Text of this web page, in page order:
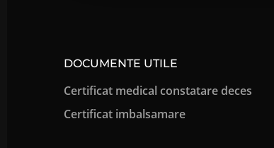
DOCUMENTE UTILE
Certificat medical constatare deces
Certificat imbalsamare